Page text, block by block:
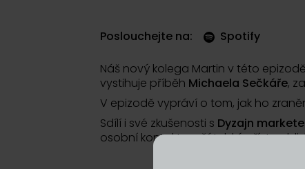
Poslouchejte na: Spotify
Náš nový kolega Martin v této
vystihuje příběh Michaela Sečkáře,
V epizodě vypráví o tom, jak ho
Sdílí i své zkušenosti s Dyzajn
osobní kontakt a přátelský přístup k